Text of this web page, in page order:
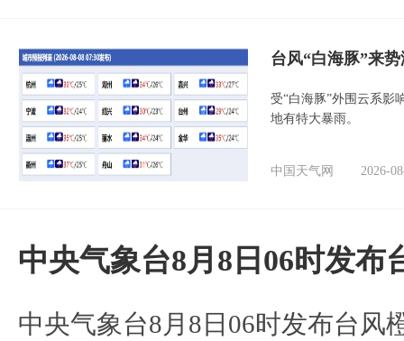
台风“白海豚”来
受“白海豚”外围云系影
地有特大暴雨。
中国天气网 2026-
中央气象台8月8日06时发布
中央气象台8月8日06时发布台风